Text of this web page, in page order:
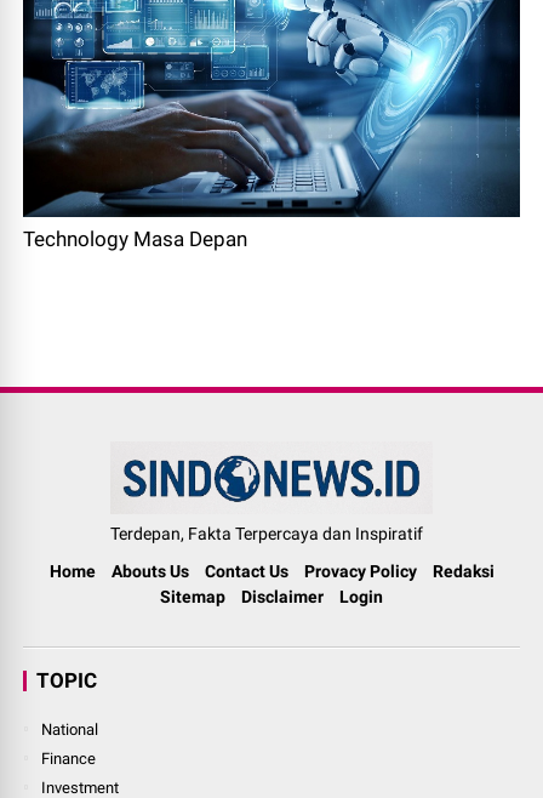
Technology Masa Depan
Terdepan, Fakta Terpercaya dan Inspiratif
Home
Abouts Us Contact Us Provacy Policy
Redaksi
Sitemap
Disclaimer Login
TOPIC
National
Finance
Investment